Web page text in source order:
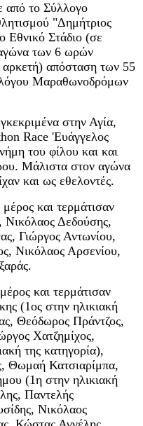
από το Σύλλογο
"Δημήτριος
Εθνικό Στάδιο (σε
των 6 ωρών
αρκετή) απόσταση των 55
Μαραθωνοδρόμων
στην Αγία,
Race 'Ευάγγελος
του φίλου και και
Μάλιστα στον αγώνα
και ως εθελοντές.
και τερμάτισαν
Νικόλαος Δεδούσης,
Γιώργος Αντωνίου,
Νικόλαος Αρσενίου,
και τερμάτισαν
(1ος στην ηλικιακή
Θεόδωρος Πράντζος,
Χατζημίχος,
της κατηγορία),
Θωμαή Κατσιαρίμπα,
(1η στην ηλικιακή
Παντελής
Νικόλαος